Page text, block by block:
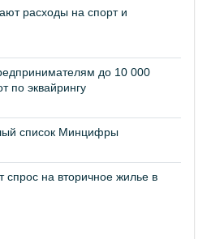
расходы на спорт и
до 10 000
по эквайрингу
список Минцифры
спрос на вторичное жилье в